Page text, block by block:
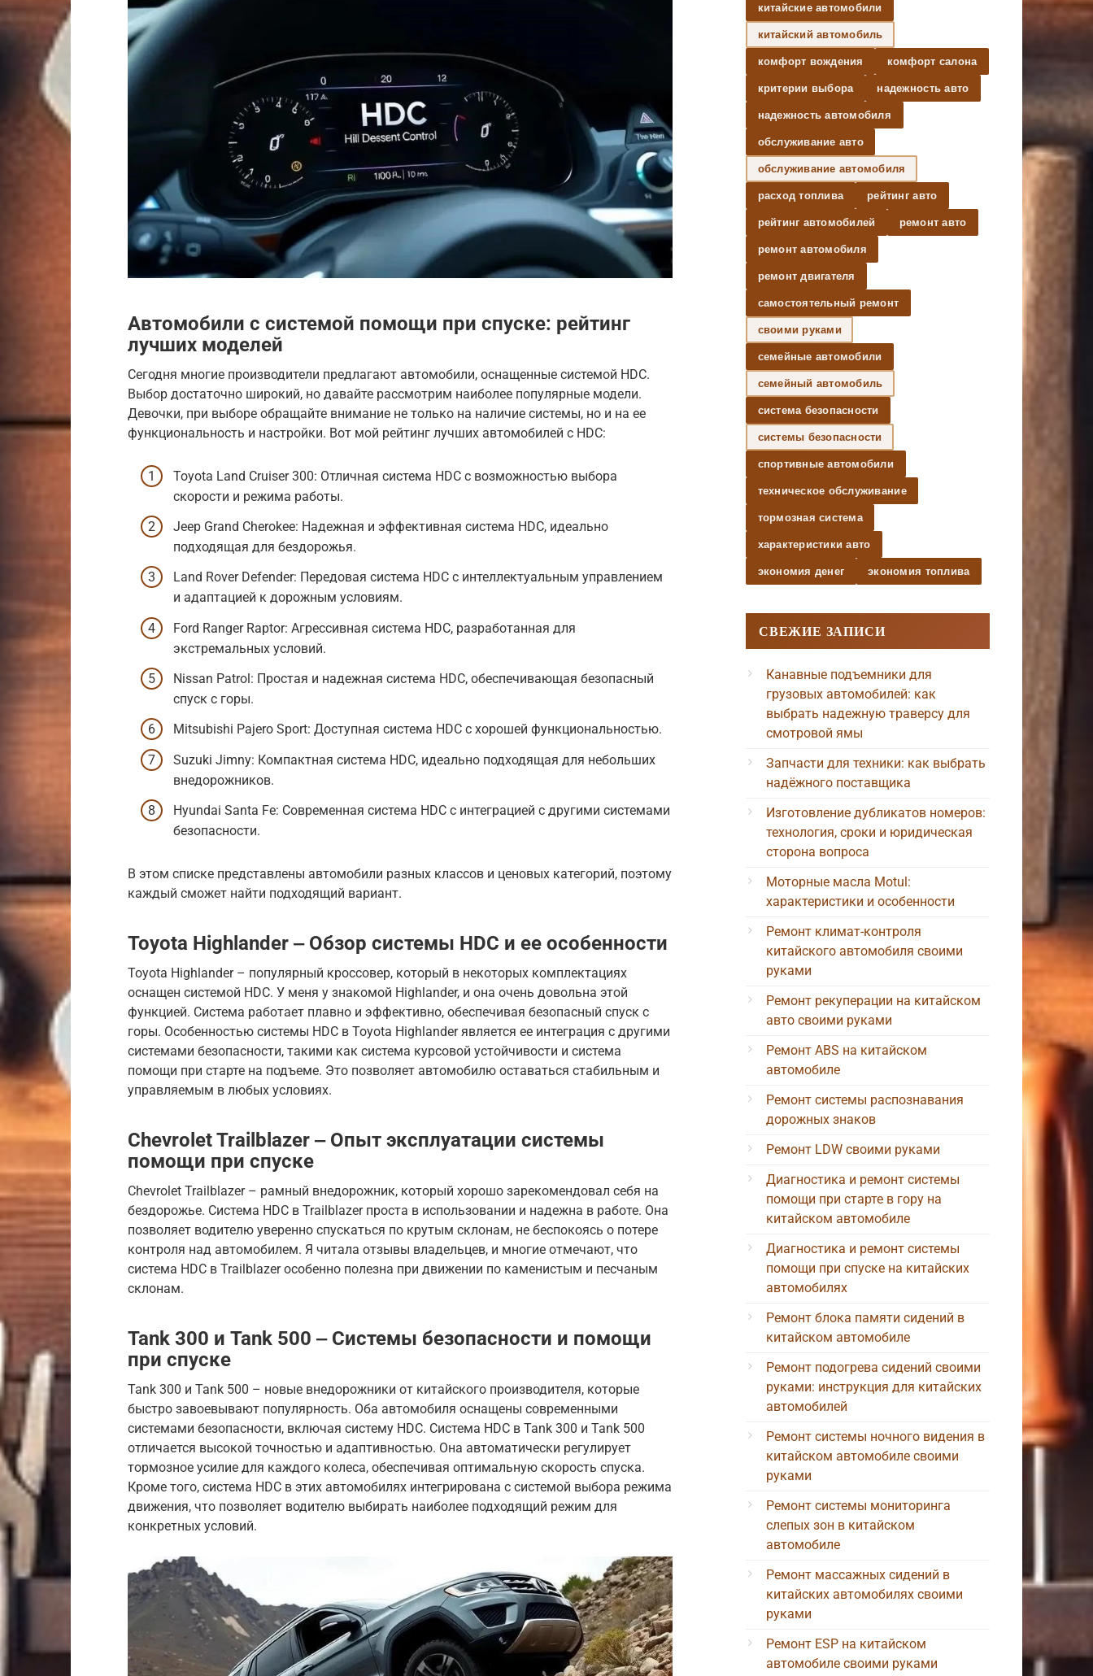
Автомобили с системой помощи при спуске: рейтинг
лучших моделей
Сегодня многие производители предлагают автомобили, оснащенные системой HDC.
Выбор достаточно широкий, но давайте рассмотрим наиболее популярные модели.
Девочки, при выборе обращайте внимание не только на наличие системы, но и на ее
функциональность и настройки. Вот мой рейтинг лучших автомобилей с HDC:
Toyota Land Cruiser 300: Отличная система HDC с возможностью выбора
скорости и режима работы.
Jeep Grand Cherokee: Надежная и эффективная система HDC, идеально
подходящая для бездорожья.
Land Rover Defender: Передовая система HDC с интеллектуальным управлением
и адаптацией к дорожным условиям.
Ford Ranger Raptor: Агрессивная система HDC, разработанная для
экстремальных условий.
Nissan Patrol: Простая и надежная система HDC, обеспечивающая безопасный
спуск с горы.
Mitsubishi Pajero Sport: Доступная система HDC с хорошей функциональностью.
Suzuki Jimny: Компактная система HDC, идеально подходящая для небольших
внедорожников.
Hyundai Santa Fe: Современная система HDC с интеграцией с другими системами
безопасности.
В этом списке представлены автомобили разных классов и ценовых категорий, поэтому
каждый сможет найти подходящий вариант.
Toyota Highlander ‒ Обзор системы HDC и ее особенности
Toyota Highlander – популярный кроссовер, который в некоторых комплектациях
оснащен системой HDC. У меня у знакомой Highlander, и она очень довольна этой
функцией. Система работает плавно и эффективно, обеспечивая безопасный спуск с
горы. Особенностью системы HDC в Toyota Highlander является ее интеграция с другими
системами безопасности, такими как система курсовой устойчивости и система
помощи при старте на подъеме. Это позволяет автомобилю оставаться стабильным и
управляемым в любых условиях.
Chevrolet Trailblazer ‒ Опыт эксплуатации системы
помощи при спуске
Chevrolet Trailblazer – рамный внедорожник, который хорошо зарекомендовал себя на
бездорожье. Система HDC в Trailblazer проста в использовании и надежна в работе. Она
позволяет водителю уверенно спускаться по крутым склонам, не беспокоясь о потере
контроля над автомобилем. Я читала отзывы владельцев, и многие отмечают, что
система HDC в Trailblazer особенно полезна при движении по каменистым и песчаным
склонам.
Tank 300 и Tank 500 ‒ Системы безопасности и помощи
при спуске
Tank 300 и Tank 500 – новые внедорожники от китайского производителя, которые
быстро завоевывают популярность. Оба автомобиля оснащены современными
системами безопасности, включая систему HDC. Система HDC в Tank 300 и Tank 500
отличается высокой точностью и адаптивностью. Она автоматически регулирует
тормозное усилие для каждого колеса, обеспечивая оптимальную скорость спуска.
Кроме того, система HDC в этих автомобилях интегрирована с системой выбора режима
движения, что позволяет водителю выбирать наиболее подходящий режим для
конкретных условий.
китайские автомобили
китайский автомобиль
комфорт вождения комфорт салона
критерии выбора надежность авто
надежность автомобиля
обслуживание авто
обслуживание автомобиля
расход топлива рейтинг авто
рейтинг автомобилей ремонт авто
ремонт автомобиля
ремонт двигателя
самостоятельный ремонт
своими руками
семейные автомобили
семейный автомобиль
система безопасности
системы безопасности
спортивные автомобили
техническое обслуживание
тормозная система
характеристики авто
экономия денег экономия топлива
СВЕЖИЕ ЗАПИСИ
Канавные подъемники для
грузовых автомобилей: как
выбрать надежную траверсу для
смотровой ямы
Запчасти для техники: как выбрать
надёжного поставщика
Изготовление дубликатов номеров:
технология, сроки и юридическая
сторона вопроса
Моторные масла Motul:
характеристики и особенности
Ремонт климат-контроля
китайского автомобиля своими
руками
Ремонт рекуперации на китайском
авто своими руками
Ремонт ABS на китайском
автомобиле
Ремонт системы распознавания
дорожных знаков
Ремонт LDW своими руками
Диагностика и ремонт системы
помощи при старте в гору на
китайском автомобиле
Диагностика и ремонт системы
помощи при спуске на китайских
автомобилях
Ремонт блока памяти сидений в
китайском автомобиле
Ремонт подогрева сидений своими
руками: инструкция для китайских
автомобилей
Ремонт системы ночного видения в
китайском автомобиле своими
руками
Ремонт системы мониторинга
слепых зон в китайском
автомобиле
Ремонт массажных сидений в
китайских автомобилях своими
руками
Ремонт ESP на китайском
автомобиле своими руками